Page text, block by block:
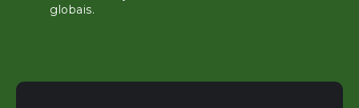
globais.